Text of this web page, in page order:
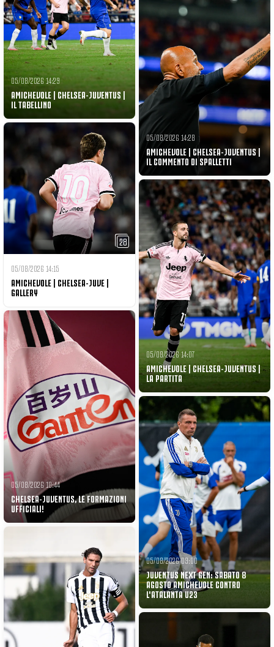
05/08/2026 14:29
AMICHEVOLE | CHELSEA-JUVENTUS |
IL TABELLINO
05/08/2026 14:28
AMICHEVOLE | CHELSEA-JUVENTUS |
IL COMMENTO DI SPALLETTI
28
05/08/2026 14:15
AMICHEVOLE | CHELSEA-JUVE |
GALLERY
05/08/2026 14:07
AMICHEVOLE | CHELSEA-JUVENTUS |
LA PARTITA
05/08/2026 10:44
CHELSEA-JUVENTUS, LE FORMAZIONI
UFFICIALI!
05/08/2026 09:00
JUVENTUS NEXT GEN: SABATO 8
AGOSTO AMICHEVOLE CONTRO
L'ATALANTA U23